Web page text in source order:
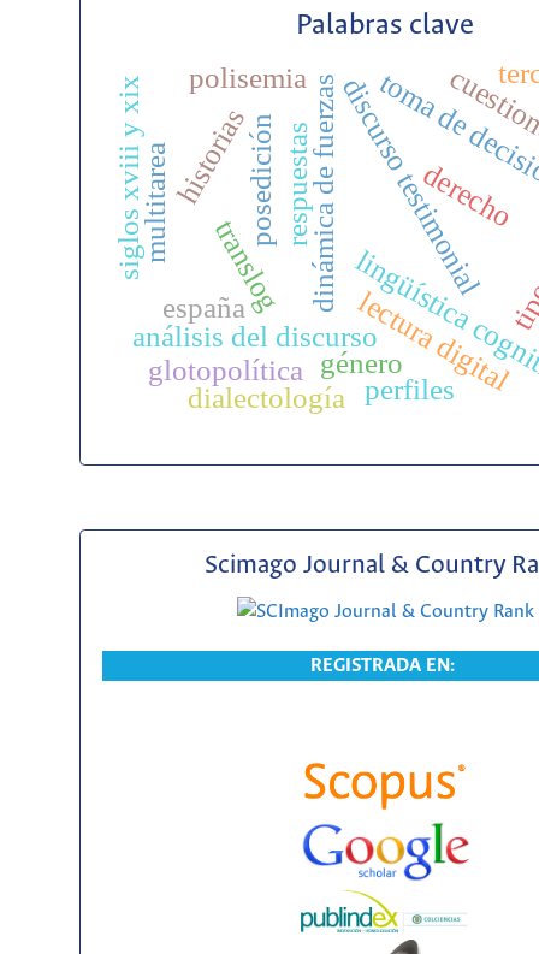
Palabras clave
dinámica de fuerzasdiscurso testimonial
lingüística
análisis del discurso
posedición
translog
toma de
derecho
género
historias respuestas
lectura digital
multitarea
perfiles
polisemia
glotopolítica
españa
dialectología
siglos xviii y xix
Scimago Journal & Country
REGISTRADA EN: